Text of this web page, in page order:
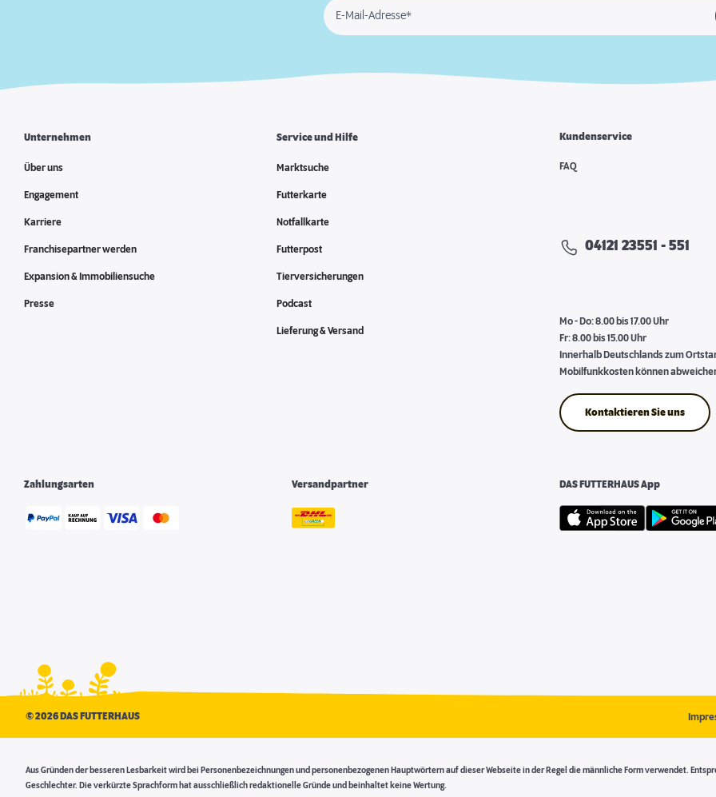
E-Mail-Adresse*
Unternehmen
Über uns
Engagement
Karriere
Franchisepartner werden
Expansion & Immobiliensuche
Presse
Service und Hilfe
Marktsuche
Futterkarte
Notfallkarte
Futterpost
Tierversicherungen
Podcast
Lieferung & Versand
Kundenservice
FAQ
04121 23551 - 551
Mo - Do: 8.00 bis 17.00 Uhr
Fr: 8.00 bis 15.00 Uhr
Innerhalb Deutschlands zum
Mobilfunkkosten können
Kontaktieren Sie uns
Zahlungsarten Versandpartner DAS FUTTERHAUS App
©2026 DAS FUTTERHAUS
Aus Gründen der besseren Lesbarkeit wird bei Personenbezeichnungen und personenbezogenen Hauptwörtern auf dieser Webseite in der Regel die männliche Form verwendet.
Geschlechter. Die verkürzte Sprachform hat ausschließlich redaktionelle Gründe und beinhaltet keine Wertung.